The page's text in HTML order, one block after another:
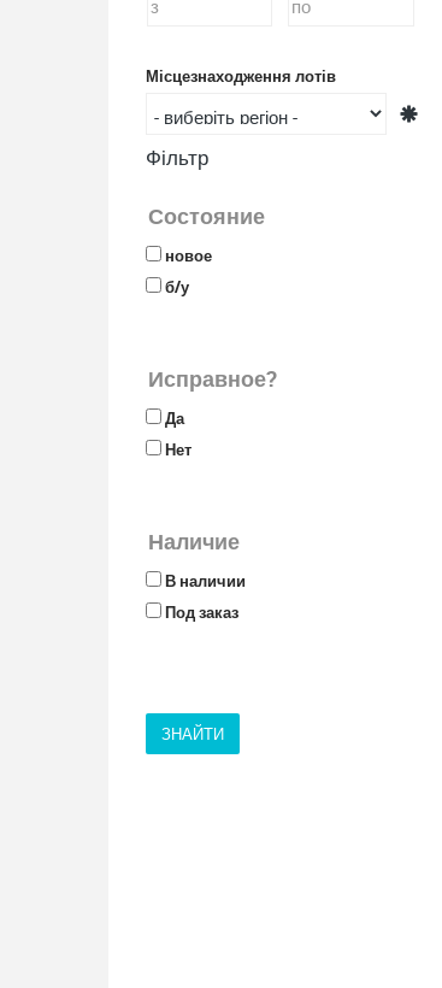
Місцезнаходження лотів
Фільтр
Состояние
новое
б/у
Исправное?
Да
Нет
Наличие
В наличии
Под заказ